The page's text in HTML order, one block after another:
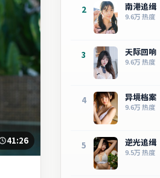
41:26
2 南港追缉
9.6万热度
3 天际回响
9.6万热度
4 异境档案
9.6万热度
5 逆光追缉
9.5万热度